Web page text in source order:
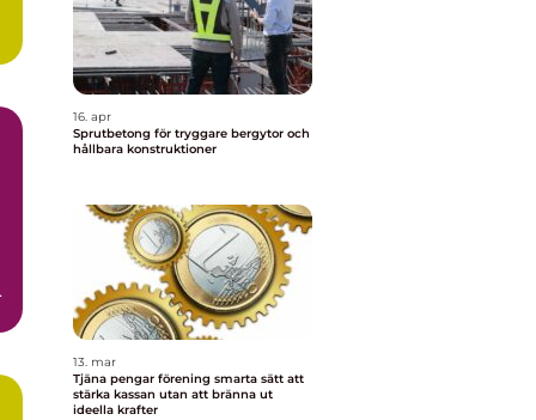
16. apr
Sprutbetong för tryggare bergytor och
hållbara konstruktioner
13. mar
Tjäna pengar förening smarta sätt att
stärka kassan utan att bränna ut
ideella krafter